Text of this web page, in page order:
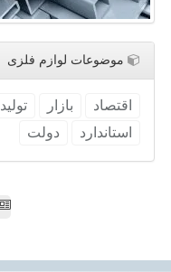
موضوعات لوازم فلزی
اقتصاد بازار تولید
استاندارد
دولت